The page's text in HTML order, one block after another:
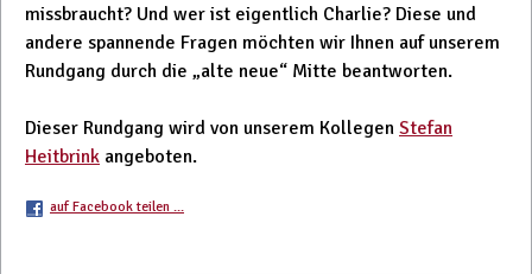
missbraucht? Und wer ist eigentlich Charlie? Diese und
andere spannende Fragen möchten wir Ihnen auf unserem
Rundgang durch die „alte neue“ Mitte beantworten.
Dieser Rundgang wird von unserem Kollegen Stefan
Heitbrink angeboten.
auf Facebook teilen ...